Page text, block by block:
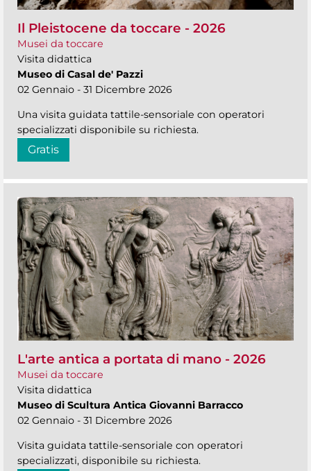
Il Pleistocene da toccare - 2026
Musei da toccare
Visita didattica
Museo di Casal de' Pazzi
02 Gennaio - 31 Dicembre 2026
Una visita guidata tattile-sensoriale con operatori
specializzati disponibile su richiesta.
Gratis
L'arte antica a portata di mano - 2026
Musei da toccare
Visita didattica
Museo di Scultura Antica Giovanni Barracco
02 Gennaio - 31 Dicembre 2026
Visita guidata tattile-sensoriale con operatori
specializzati, disponibile su richiesta.